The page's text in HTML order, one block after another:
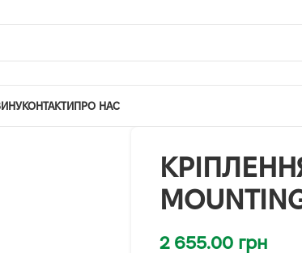
КОНТАКТИПРО НАС
2 655.00 грн